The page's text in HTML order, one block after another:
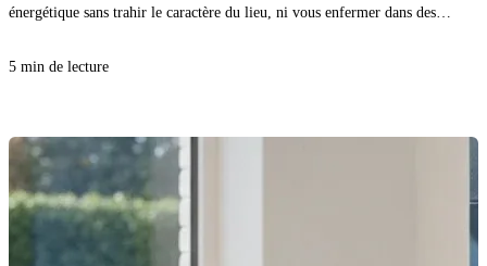
énergétique sans trahir le caractère du lieu, ni vous enfermer dans des
avancez vite, proprement, et vous sécurisez le résultat.
5 min de lecture